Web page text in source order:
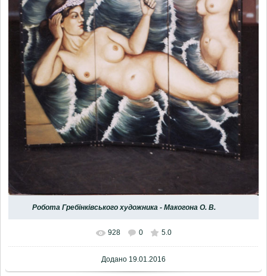
Робота Гребінківського художника - Макогона О. В.
928 0 5.0
Додано 19.01.2016